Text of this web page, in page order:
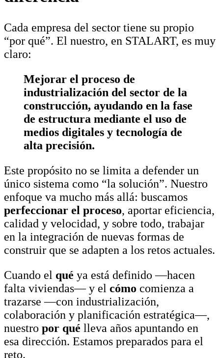
Cada empresa del sector tiene su propio
“por qué”. El nuestro, en STALART, es muy
claro:
Mejorar el proceso de
industrialización del sector de la
construcción, ayudando en la fase
de estructura mediante el uso de
medios digitales y tecnología de
alta precisión.
Este propósito no se limita a defender un
único sistema como “la solución”. Nuestro
enfoque va mucho más allá: buscamos
perfeccionar el proceso, aportar eficiencia,
calidad y velocidad, y sobre todo, trabajar
en la integración de nuevas formas de
construir que se adapten a los retos actuales.
Cuando el qué ya está definido —hacen
falta viviendas— y el cómo comienza a
trazarse —con industrialización,
colaboración y planificación estratégica—,
nuestro por qué lleva años apuntando en
esa dirección. Estamos preparados para el
reto.